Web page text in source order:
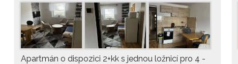
Apartmán o dispozici 2+kk s jednou ložnicí pro 4 -